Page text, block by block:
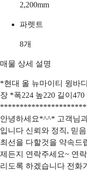
2,200mm
파렛트
8개
매물 상세 설명
*현대 올 뉴마이티 윙바
장 *폭224 높220 길이
안녕하세요*^^* 고객님
입니다 신뢰와 정직, 믿
최선을 다할것을 약속드
제든지 연락주세요~ 연
리도록 하겠습니다 전화